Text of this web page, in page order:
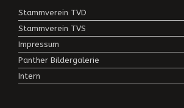
Stammverein TVD
Stammverein TVS
Impressum
Panther Bildergalerie
Intern